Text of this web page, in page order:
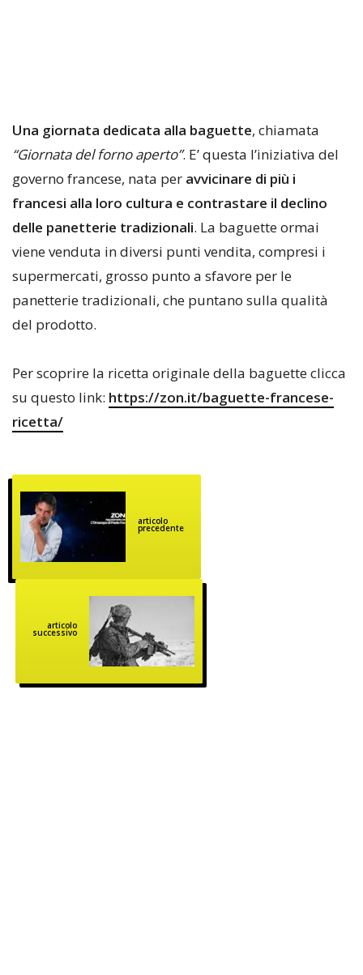
Una giornata dedicata alla baguette, chiamata
“Giornata del forno aperto”. E’ questa l’iniziativa del
governo francese, nata per avvicinare di più i
francesi alla loro cultura e contrastare il declino
delle panetterie tradizionali. La baguette ormai
viene venduta in diversi punti vendita, compresi i
supermercati, grosso punto a sfavore per le
panetterie tradizionali, che puntano sulla qualità
del prodotto.
Per scoprire la ricetta originale della baguette clicca
su questo link: https://zon.it/baguette-francese-
ricetta/
articolo
precedente
articolo
successivo